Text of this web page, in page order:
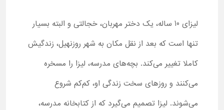
لیزای 10 ساله، یک دختر مهربان، خجالتی و البته بسیار
تنها است که بعد از نقل مکان به شهر روزنهیل، زندگیش
کاملا تغییر می‌کند. بچه‌های مدرسه، لیزا را مسخره
می‌کنند و روزهای سخت زندگی او، کم‌کم شروع
می‌شوند. لیزا تصمیم می‌گیرد که از کتابخانه مدرسه،